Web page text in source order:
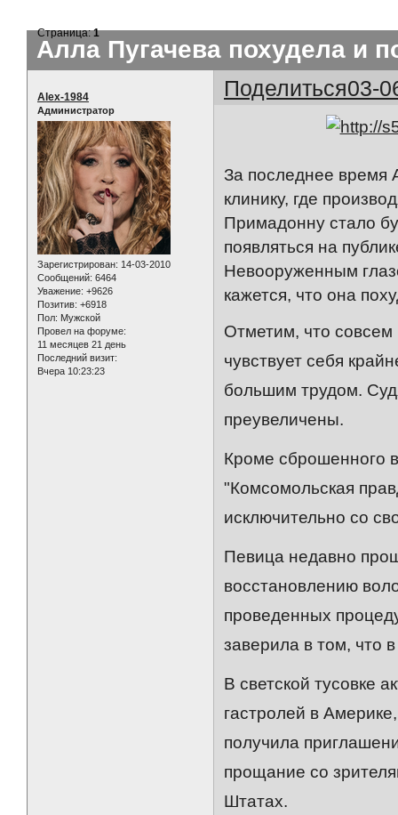
Алла Пугачева похудела и
Страница:1
Поделиться03-
Alex-1984
Администратор
Зарегистрирован: 14-03-2010
Сообщений: 6464
Уважение: +9626
Позитив: +6918
Пол: Мужской
Провел на форуме:
11 месяцев 21 день
Последний визит:
Вчера 10:23:23
За последнее время
клинику, где
Примадонну стало
появляться на
Невооруженным
кажется, что она
Отметим, что совсем
чувствует себя
большим трудом.
преувеличены.
Кроме сброшенного
"Комсомольская
исключительно со
Певица недавно
восстановлению
проведенных
заверила в том, что
В светской тусовке
гастролей в
получила
прощание со
Штатах.